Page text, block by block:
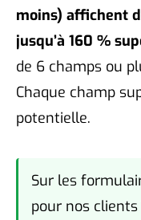
moins) affichent
jusqu’à 160 %
de 6 champs ou
Chaque champ
potentielle.
Sur les
pour nos clients